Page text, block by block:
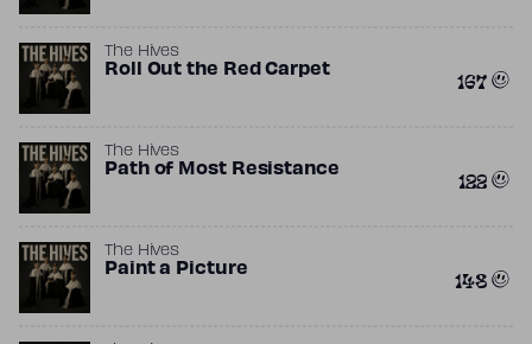
The Hives
Roll Out the Red Carpet 167
The Hives
Path of Most Resistance 122
The Hives
Paint a Picture 148